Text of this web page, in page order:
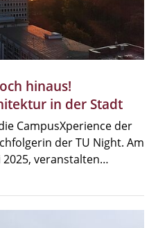
hinaus!
in der Stadt
CampusXperience der
der TU Night. Am
2025, veranstalten…